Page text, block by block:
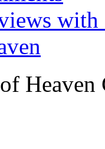
with
Heaven